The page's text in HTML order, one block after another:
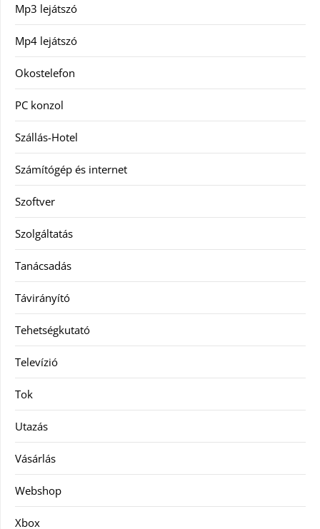
Mp3 lejátszó
Mp4 lejátszó
Okostelefon
PC konzol
Szállás-Hotel
Számítógép és internet
Szoftver
Szolgáltatás
Tanácsadás
Távirányító
Tehetségkutató
Televízió
Tok
Utazás
Vásárlás
Webshop
Xbox